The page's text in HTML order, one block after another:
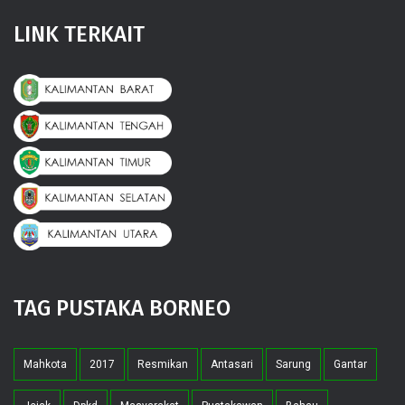
LINK TERKAIT
TAG PUSTAKA BORNEO
Mahkota 2017 Resmikan Antasari Sarung Gantar